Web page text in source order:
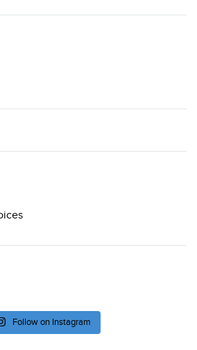
Follow on Instagram